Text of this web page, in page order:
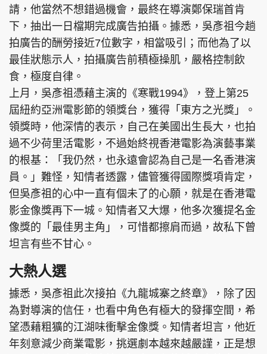
請，他當然不想錯過機會，最終在導演鄭保瑞首肯
下，抽出一日檔期完成廣告拍攝。據悉，吳彥祖今趟
拍廣告的酬勞接近7位數字，相當吸引；而他為了以
最佳狀態示人，拍攝廣告前積極操肌，嚴格控制飲
食，極度自律。
上月，吳彥祖憑藉主演的《寒戰1994》，登上第25
屆紐約亞洲電影節的領獎台，獲得「東方之光獎」。
領獎時，他深情的表示，自己在美國出生長大，也拍
過不少荷里活電影，不過始終視香港電影為演藝事業
的根基：「我仍然，也永遠會認為自己是一名香港演
員。」難怪，知情者透露，儘管獲得國際獎項肯定，
但吳彥祖的心中一直有個未了的心願，就是在香港電
影金像獎再下一城。知情者又大爆，他多次獲提名金
像獎的「最佳男主角」，可惜都擦肩而過，故私下曾
坦言有些不甘心。
大熱人選
據悉，吳彥祖此次接拍《九龍城寨之終章》，除了因
為對導演的信任，也看中角色有極大的發揮空間，希
望憑藉粗獷的江湖味衝擊金像獎。知情者坦言，他近
年刻意減少商業電影，挑選劇本越來越嚴𧫴，正是想